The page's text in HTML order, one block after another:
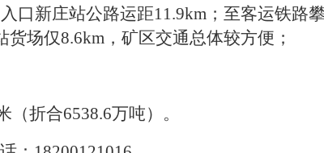
口新庄站公路运距11.9km ；至客运铁路
货场仅8.6km ，矿区交通总体较方便；
（折合6538.6万吨）。